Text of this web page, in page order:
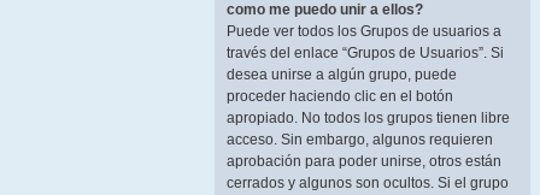
como me puedo unir a ellos?
Puede ver todos los Grupos de usuarios a
través del enlace “Grupos de Usuarios”. Si
desea unirse a algún grupo, puede
proceder haciendo clic en el botón
apropiado. No todos los grupos tienen libre
acceso. Sin embargo, algunos requieren
aprobación para poder unirse, otros están
cerrados y algunos son ocultos. Si el grupo